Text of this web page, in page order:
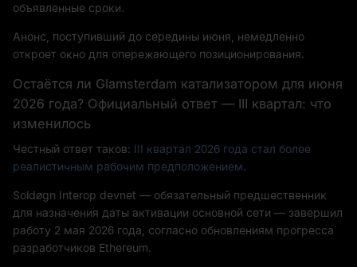
объявленные сроки.
Анонс, поступивший до середины июня, немедленно
откроет окно для опережающего позиционирования.
Остаётся ли Glamsterdam катализатором для июня
2026 года? Официальный ответ — III квартал: что
изменилось
Честный ответ таков: III квартал 2026 года стал более
реалистичным рабочим предположением.
Soldøgn Interop devnet — обязательный предшественник
для назначения даты активации основной сети — завершил
работу 2 мая 2026 года, согласно обновлениям прогресса
разработчиков Ethereum.